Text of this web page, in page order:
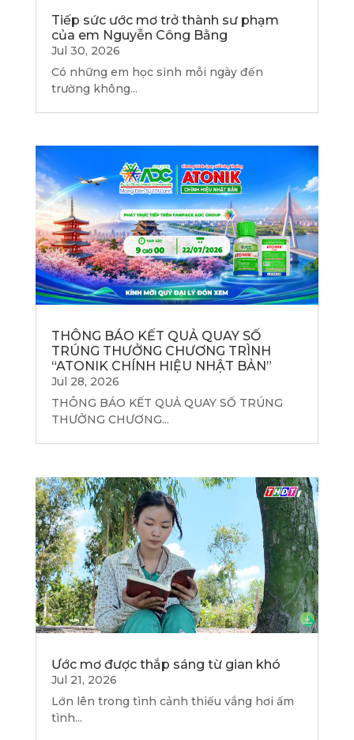
Tiếp sức ước mơ trở thành sư phạm
của em Nguyễn Công Bằng
Jul 30, 2026
Có những em học sinh mỗi ngày đến
trường không...
THÔNG BÁO KẾT QUẢ QUAY SỐ
TRÚNG THƯỞNG CHƯƠNG TRÌNH
“ATONIK CHÍNH HIỆU NHẬT BẢN”
Jul 28, 2026
THÔNG BÁO KẾT QUẢ QUAY SỐ TRÚNG
THƯỞNG CHƯƠNG...
Ước mơ được thắp sáng từ gian khó
Jul 21, 2026
Lớn lên trong tình cảnh thiếu vắng hơi ấm
tình...